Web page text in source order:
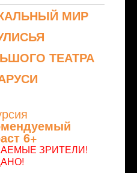
МИР
ТЕАТРА
6+
ЗРИТЕЛИ!